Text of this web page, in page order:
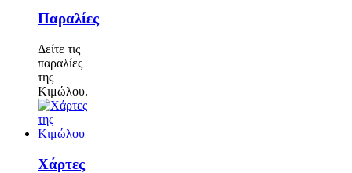
Παραλίες
Δείτε τις
παραλίες
της
Κιμώλου.
Χάρτες